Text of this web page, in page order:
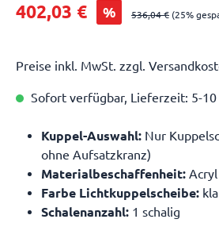
402,03 € % 536,04 € (25%
Preise inkl. MwSt. zzgl.
Sofort verfügbar, Lieferzeit: 5-
Kuppel-Auswahl: Nur
ohne Aufsatzkranz)
Materialbeschaffenheit: Acryl
Farbe Lichtkuppelscheibe:
Schalenanzahl: 1 schalig